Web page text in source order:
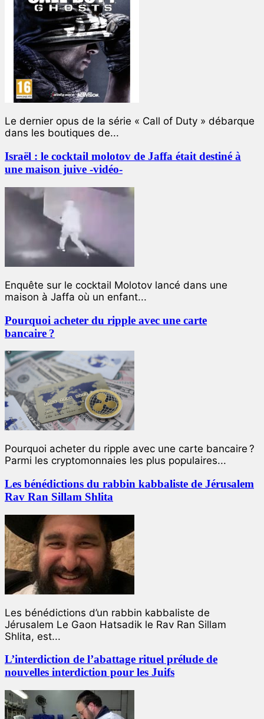
Le dernier opus de la série « Call of Duty » débarque
dans les boutiques de...
Israël : le cocktail molotov de Jaffa était destiné à
une maison juive -vidéo-
Enquête sur le cocktail Molotov lancé dans une
maison à Jaffa où un enfant...
Pourquoi acheter du ripple avec une carte
bancaire ?
Pourquoi acheter du ripple avec une carte bancaire ?
Parmi les cryptomonnaies les plus populaires...
Les bénédictions du rabbin kabbaliste de Jérusalem
Rav Ran Sillam Shlita
Les bénédictions d’un rabbin kabbaliste de
Jérusalem Le Gaon Hatsadik le Rav Ran Sillam
Shlita, est...
L’interdiction de l’abattage rituel prélude de
nouvelles interdiction pour les Juifs